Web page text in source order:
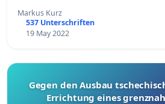
Markus Kurz
537 Unterschriften
19 May 2022
Gegen den Ausbau
Errichtung eines